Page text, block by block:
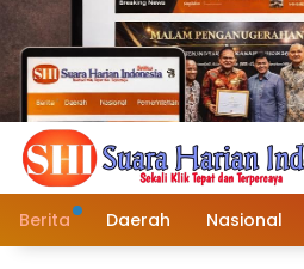
Berita Daerah Nasional